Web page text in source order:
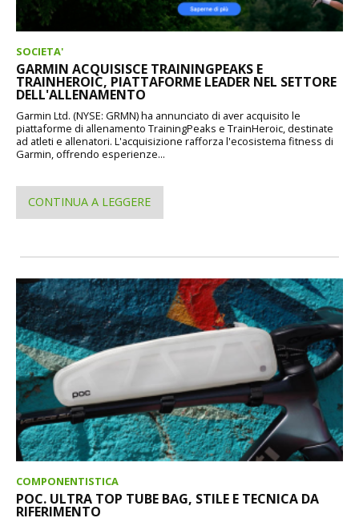
SOCIETA'
GARMIN ACQUISISCE TRAININGPEAKS E
TRAINHEROIC, PIATTAFORME LEADER NEL SETTORE
DELL'ALLENAMENTO
Garmin Ltd. (NYSE: GRMN) ha annunciato di aver acquisito le
piattaforme di allenamento TrainingPeaks e TrainHeroic, destinate
ad atleti e allenatori. L'acquisizione rafforza l'ecosistema fitness di
Garmin, offrendo esperienze...
CONTINUA A LEGGERE
COMPONENTISTICA
POC. ULTRA TOP TUBE BAG, STILE E TECNICA DA
RIFERIMENTO